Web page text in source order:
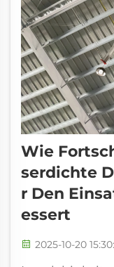
Wie
Serdichte
R Den
Essert
2025-10-20